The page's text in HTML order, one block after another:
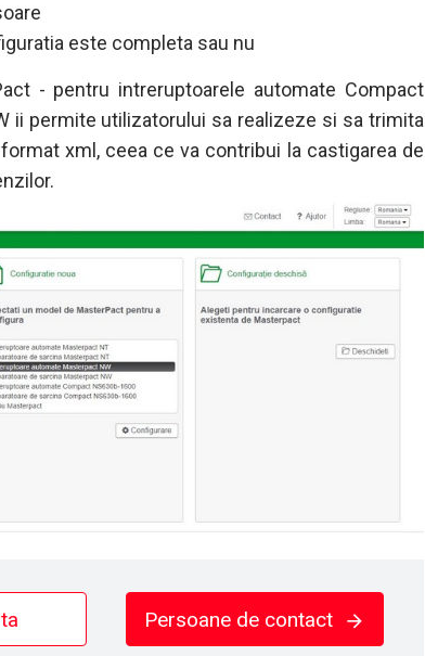
este completa sau nu
- pentru intreruptoarele automate Compact
ii permite utilizatorului sa realizeze si sa trimita
xml, ceea ce va contribui la castigarea de
Persoane de contact